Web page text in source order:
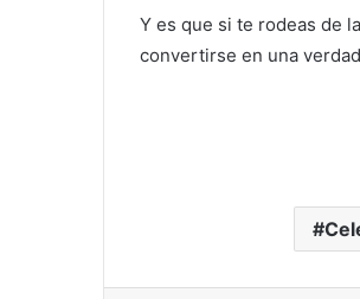
Y es que si te rodeas de
convertirse en una